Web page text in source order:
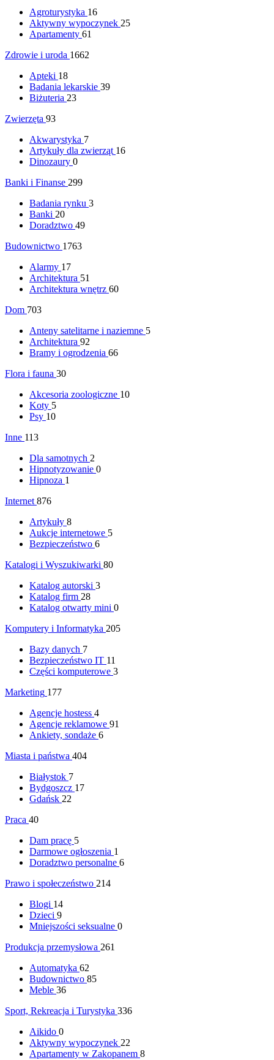
Agroturystyka 16
Aktywny wypoczynek 25
Apartamenty 61
Zdrowie i uroda 1662
Apteki 18
Badania lekarskie 39
Biżuteria 23
Zwierzęta 93
Akwarystyka 7
Artykuły dla zwierząt 16
Dinozaury 0
Banki i Finanse 299
Badania rynku 3
Banki 20
Doradztwo 49
Budownictwo 1763
Alarmy 17
Architektura 51
Architektura wnętrz 60
Dom 703
Anteny satelitarne i naziemne 5
Architektura 92
Bramy i ogrodzenia 66
Flora i fauna 30
Akcesoria zoologiczne 10
Koty 5
Psy 10
Inne 113
Dla samotnych 2
Hipnotyzowanie 0
Hipnoza 1
Internet 876
Artykuły 8
Aukcje internetowe 5
Bezpieczeństwo 6
Katalogi i Wyszukiwarki 80
Katalog autorski 3
Katalog firm 28
Katalog otwarty mini 0
Komputery i Informatyka 205
Bazy danych 7
Bezpieczeństwo IT 11
Części komputerowe 3
Marketing 177
Agencje hostess 4
Agencje reklamowe 91
Ankiety, sondaże 6
Miasta i państwa 404
Białystok 7
Bydgoszcz 17
Gdańsk 22
Praca 40
Dam pracę 5
Darmowe ogłoszenia 1
Doradztwo personalne 6
Prawo i społeczeństwo 214
Blogi 14
Dzieci 9
Mniejszości seksualne 0
Produkcja przemysłowa 261
Automatyka 62
Budownictwo 85
Meble 36
Sport, Rekreacja i Turystyka 336
Aikido 0
Aktywny wypoczynek 22
Apartamenty w Zakopanem 8